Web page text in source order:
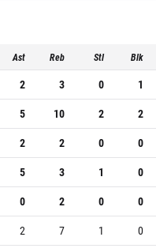
Ast Reb Stl Blk
2 3 0
1
5 10 2
2
2 2 0
0
5 3 1
0
0 2 0
0
2 7 1
0